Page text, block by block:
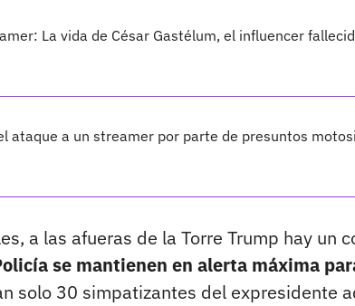
La vida de César Gastélum, el influencer
ataque a un streamer por parte de presuntos
a las afueras de la Torre Trump hay un
se mantienen en alerta máxima
solo 30 simpatizantes del expresidente